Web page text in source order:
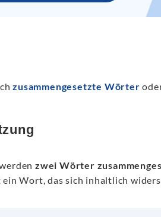
zusammengesetzte Wörter
zwei Wörter
Wort, das sich inhaltlich